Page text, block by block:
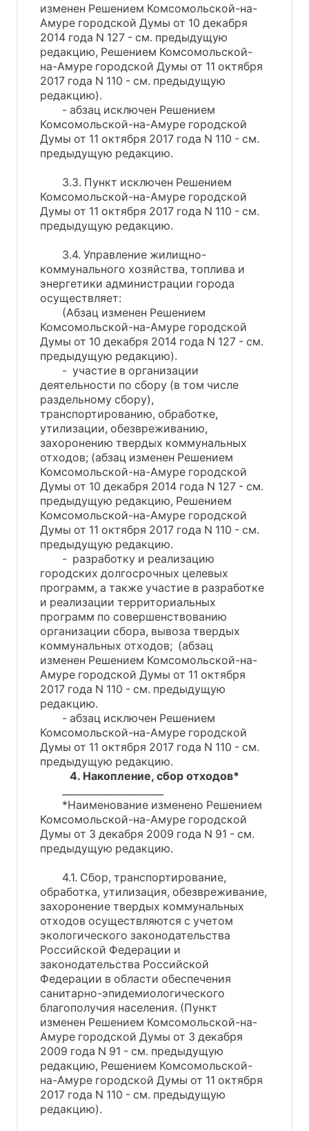
изменен Решением Комсомольской-на-
Амуре городской Думы от 10 декабря
2014 года N 127 - см. предыдущую
редакцию, Решением Комсомольской-
на-Амуре городской Думы от 11 октября
2017 года N 110 - см. предыдущую
редакцию).
- абзац исключен Решением
Комсомольской-на-Амуре городской
Думы от 11 октября 2017 года N 110 - см.
предыдущую редакцию.
3.3. Пункт исключен Решением
Комсомольской-на-Амуре городской
Думы от 11 октября 2017 года N 110 - см.
предыдущую редакцию.
3.4. Управление жилищно-
коммунального хозяйства, топлива и
энергетики администрации города
осуществляет:
(Абзац изменен Решением
Комсомольской-на-Амуре городской
Думы от 10 декабря 2014 года N 127 - см.
предыдущую редакцию).
- участие в организации
деятельности по сбору (в том числе
раздельному сбору),
транспортированию, обработке,
утилизации, обезвреживанию,
захоронению твердых коммунальных
отходов; (абзац изменен Решением
Комсомольской-на-Амуре городской
Думы от 10 декабря 2014 года N 127 - см.
предыдущую редакцию, Решением
Комсомольской-на-Амуре городской
Думы от 11 октября 2017 года N 110 - см.
предыдущую редакцию.
- разработку и реализацию
городских долгосрочных целевых
программ, а также участие в разработке
и реализации территориальных
программ по совершенствованию
организации сбора, вывоза твердых
коммунальных отходов; (абзац
изменен Решением Комсомольской-на-
Амуре городской Думы от 11 октября
2017 года N 110 - см. предыдущую
редакцию.
- абзац исключен Решением
Комсомольской-на-Амуре городской
Думы от 11 октября 2017 года N 110 - см.
предыдущую редакцию.
4. Накопление, сбор отходов*
*Наименование изменено Решением
Комсомольской-на-Амуре городской
Думы от 3 декабря 2009 года N 91 - см.
предыдущую редакцию.
4.1. Сбор, транспортирование,
обработка, утилизация, обезвреживание,
захоронение твердых коммунальных
отходов осуществляются с учетом
экологического законодательства
Российской Федерации и
законодательства Российской
Федерации в области обеспечения
санитарно-эпидемиологического
благополучия населения. (Пункт
изменен Решением Комсомольской-на-
Амуре городской Думы от 3 декабря
2009 года N 91 - см. предыдущую
редакцию, Решением Комсомольской-
на-Амуре городской Думы от 11 октября
2017 года N 110 - см. предыдущую
редакцию).